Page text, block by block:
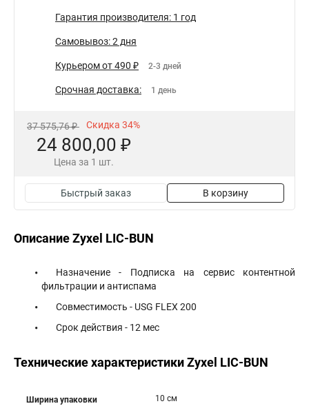
Гарантия производителя: 1 год
Самовывоз: 2 дня
Курьером от 490 ₽ 2-3 дней
Срочная доставка: 1 день
37 575,76 ₽ Скидка 34%
24 800,00 ₽
Цена за 1 шт.
Быстрый заказ В корзину
Описание Zyxel LIC-BUN
Назначение - Подписка на сервис контентной
фильтрации и антиспама
Совместимость - USG FLEX 200
Срок действия - 12 мес
Технические характеристики Zyxel LIC-BUN
Ширина упаковки 10 см